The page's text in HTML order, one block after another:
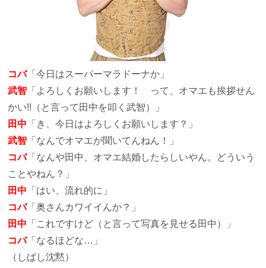
コバ「今日はスーパーマラドーナか」
武智 「よろしくお願いします！ って、オマエも挨拶せん
かい!!（と言って田中を叩く武智）」
田中 「き、今日はよろしくお願いします？」
武智 「なんでオマエが聞いてんねん！」
コバ「なんや田中、オマエ結婚したらしいやん。どういう
ことやねん？」
田中 「はい、流れ的に」
コバ「奥さんカワイイんか？」
田中 「これですけど（と言って写真を見せる田中）」
コバ「なるほどな…」
（しばし沈黙）